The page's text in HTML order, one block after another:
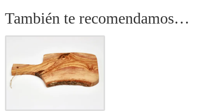
También te recomendamos…